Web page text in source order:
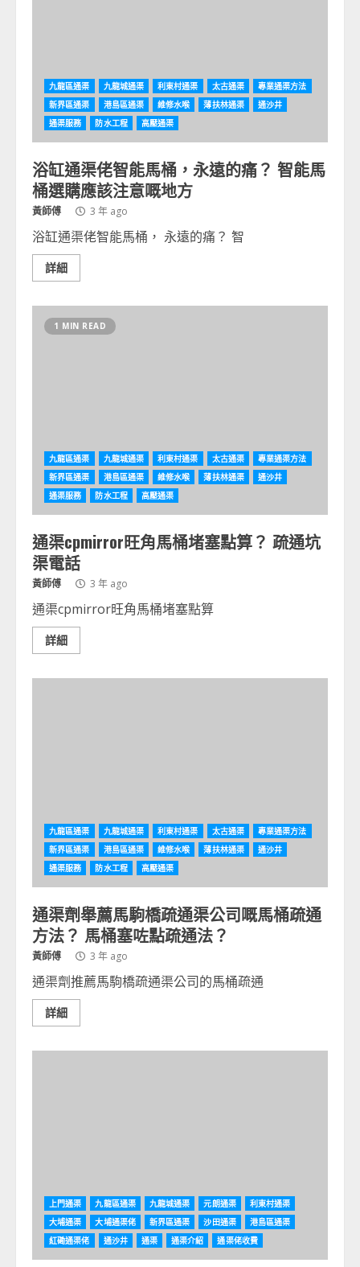
九龍區通渠 九龍城通渠 利東村通渠 太古通渠
專業通渠方法
新界區通渠
港島區通渠 維修水喉 薄扶林通渠
通沙井
通渠服務
防水工程 高壓通渠
浴缸通渠佬智能馬桶，永遠的痛？ 智能馬
桶選購應該注意嘅地方
黃師傅 3 年 ago
浴缸通渠佬智能馬桶， 永遠的痛？ 智
詳細
1 MIN READ
九龍區通渠 九龍城通渠 利東村通渠 太古通渠
專業通渠方法
新界區通渠
港島區通渠 維修水喉 薄扶林通渠
通沙井
通渠服務
防水工程 高壓通渠
通渠cpmirror旺角馬桶堵塞點算？ 疏通坑
渠電話
黃師傅 3 年 ago
通渠cpmirror旺角馬桶堵塞點算
詳細
九龍區通渠 九龍城通渠 利東村通渠 太古通渠
專業通渠方法
新界區通渠
港島區通渠 維修水喉 薄扶林通渠
通沙井
通渠服務
防水工程 高壓通渠
通渠劑舉薦馬駒橋疏通渠公司嘅馬桶疏通
方法？ 馬桶塞咗點疏通法？
黃師傅 3 年 ago
通渠劑推薦馬駒橋疏通渠公司的馬桶疏通
詳細
上門通渠 九龍區通渠 九龍城通渠 元朗通渠
利東村通渠
大埔通渠
大埔通渠佬 新界區通渠 沙田通渠
港島區通渠
紅磡通渠佬
通沙井 通渠 通渠介紹 通渠佬收費